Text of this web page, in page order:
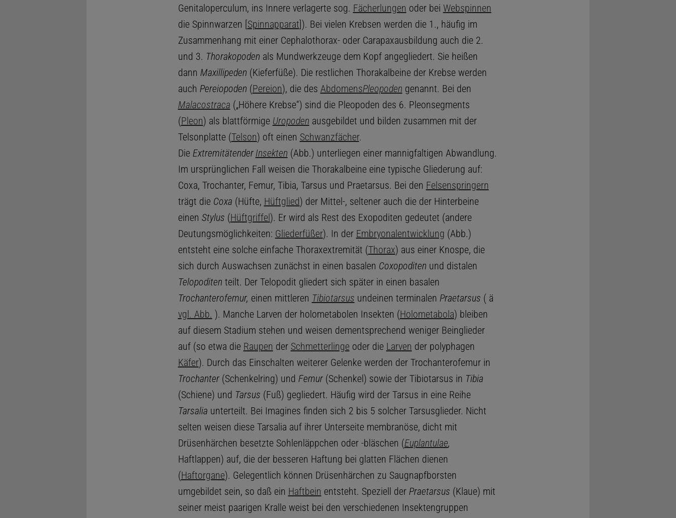
Genitaloperculum, ins Innere verlagerte sog. Fächerlungen oder bei Webspinnen
die Spinnwarzen [Spinnapparat]). Bei vielen Krebsen werden die 1., häufig im
Zusammenhang mit einer Cephalothorax- oder Carapaxausbildung auch die 2.
und 3. Thorakopoden als Mundwerkzeuge dem Kopf angegliedert. Sie heißen
dann Maxillipeden (Kieferfüße). Die restlichen Thorakalbeine der Krebse werden
auch Pereiopoden (Pereion), die des AbdomensPleopoden genannt. Bei den
Malacostraca („Höhere Krebse“) sind die Pleopoden des 6. Pleonsegments
(Pleon) als blattförmige Uropoden ausgebildet und bilden zusammen mit der
Telsonplatte (Telson) oft einen Schwanzfächer.
Die ExtremitätenderInsekten (Abb.) unterliegen einer mannigfaltigen Abwandlung.
Im ursprünglichen Fall weisen die Thorakalbeine eine typische Gliederung auf:
Coxa, Trochanter, Femur, Tibia, Tarsus und Praetarsus. Bei den Felsenspringern
trägt die Coxa (Hüfte, Hüftglied) der Mittel-, seltener auch die der Hinterbeine
einen Stylus (Hüftgriffel). Er wird als Rest des Exopoditen gedeutet (andere
Deutungsmöglichkeiten: Gliederfüßer). In der Embryonalentwicklung (Abb.)
entsteht eine solche einfache Thoraxextremität (Thorax) aus einer Knospe, die
sich durch Auswachsen zunächst in einen basalen Coxopoditen und distalen
Telopoditen teilt. Der Telopodit gliedert sich später in einen basalen
Trochanterofemur, einen mittleren Tibiotarsus undeinen terminalen Praetarsus ( ä
vgl. Abb. ). Manche Larven der holometabolen Insekten (Holometabola) bleiben
auf diesem Stadium stehen und weisen dementsprechend weniger Beinglieder
auf (so etwa die Raupen der Schmetterlingeoder die Larven der polyphagen
Käfer). Durch das Einschalten weiterer Gelenke werden der Trochanterofemur in
Trochanter(Schenkelring) und Femur(Schenkel) sowie der Tibiotarsus in Tibia
(Schiene) und Tarsus (Fuß) gegliedert. Häufig wird der Tarsus in eine Reihe
Tarsalia unterteilt. Bei Imagines finden sich 2 bis 5 solcher Tarsusglieder. Nicht
selten weisen diese Tarsalia auf ihrer Unterseite membranöse, dicht mit
Drüsenhärchen besetzte Sohlenläppchen oder -bläschen (Euplantulae,
Haftlappen) auf, die der besseren Haftung bei glatten Flächen dienen
(Haftorgane). Gelegentlich können Drüsenhärchen zu Saugnapfborsten
umgebildet sein, so daß ein Haftbein entsteht. Speziell der Praetarsus (Klaue) mit
seiner meist paarigen Kralle weist bei den verschiedenen Insektengruppen